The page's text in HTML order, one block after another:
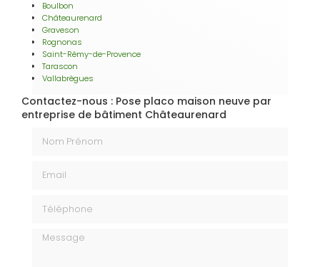
Boulbon
Châteaurenard
Graveson
Rognonas
Saint-Rémy-de-Provence
Tarascon
Vallabrègues
Contactez-nous : Pose placo maison neuve par
entreprise de bâtiment Châteaurenard
Message